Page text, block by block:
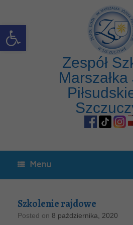
Open toolbar
Zespół
Menu
Szkolenie rajdowe
Posted on 8 października, 2020